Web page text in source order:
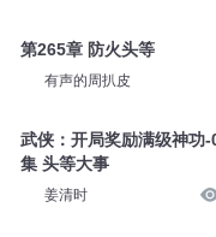
第265章 防火头等
有声的周扒皮
武侠：开局奖励满级神功-
集 头等大事
姜清时